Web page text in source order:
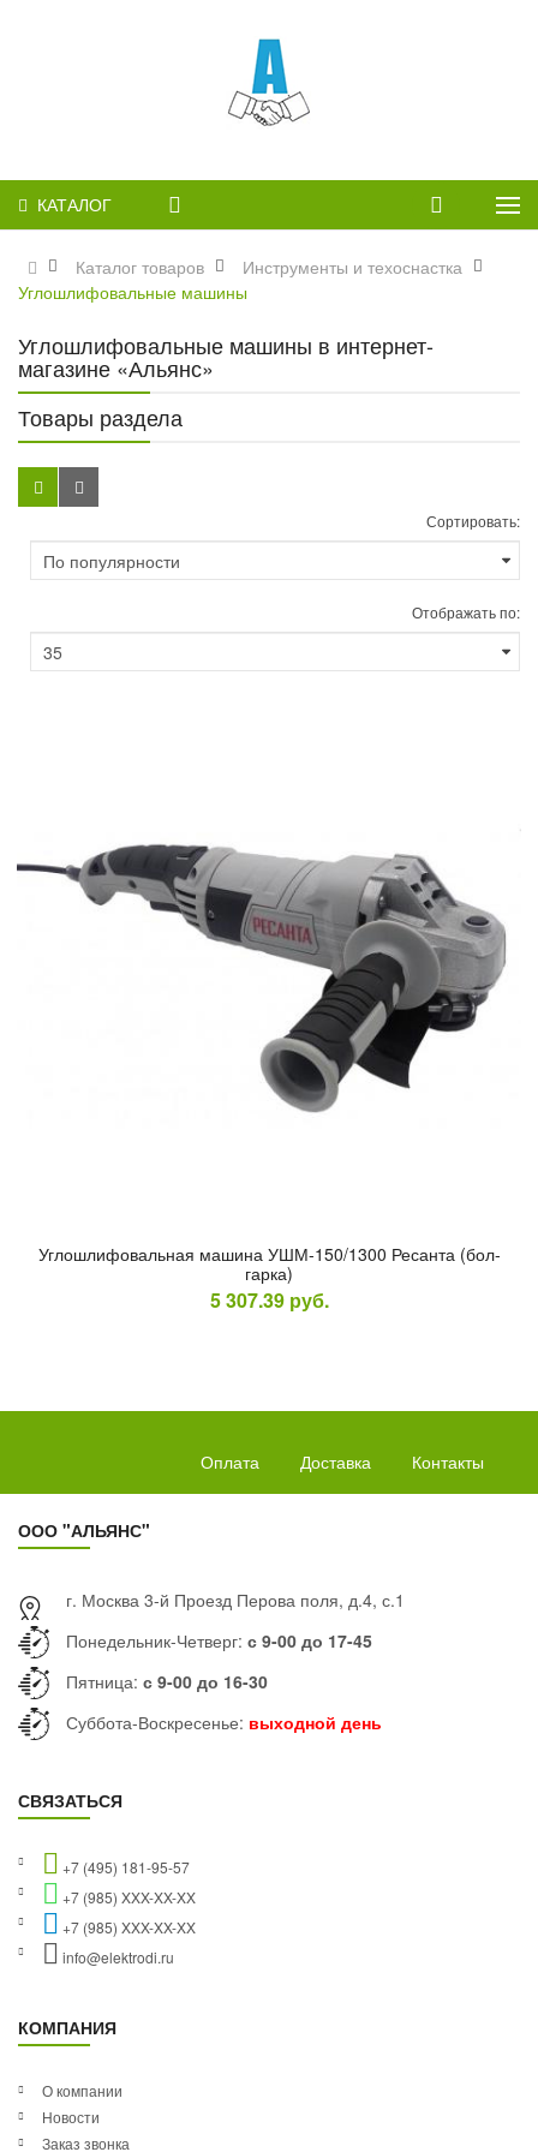
КАТАЛОГ
Каталог товаров
Инструменты и техоснастка
Углошлифовальные машины
Углошлифовальные машины в интернет-
магазине «Альянс»
Товары раздела
Сортировать:
Отображать по:
Уг­лошли­фоваль­ная ма­шина УШМ-150/1300 Ре­сан­та (бол­
гарка)
5 307.39 руб.
Оплата Доставка Контакты
ООО "АЛЬЯНС"
г. Москва 3-й Проезд Перова поля, д.4, с.1
Понедельник-Четверг: с 9-00 до 17-45
Пятница: с 9-00 до 16-30
Суббота-Воскресенье: выходной день
СВЯЗАТЬСЯ
+7 (495) 181-95-57
+7 (985) XXX-XX-XX
+7 (985) XXX-XX-XX
info@elektrodi.ru
КОМПАНИЯ
О компании
Новости
Заказ звонка